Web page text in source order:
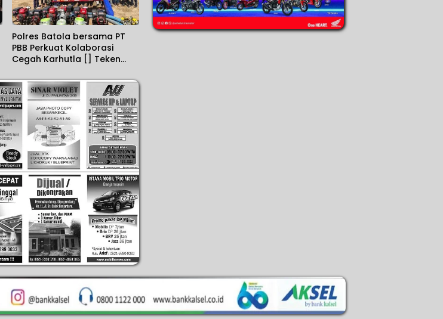
Polres Batola bersama PT
PBB Perkuat Kolaborasi
Cegah Karhutla [] Teken